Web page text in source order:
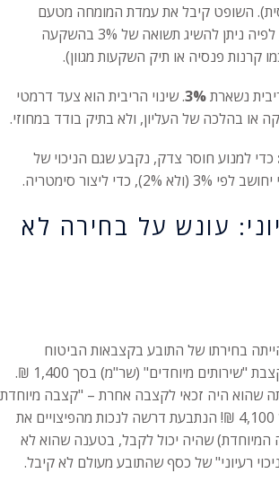
השופט קיבל את עמדת המומחה מטעם
הביטוח (פרופ' ברנע), לפיה ניתן להשיג תשואה של 3% בהשקעה
קרנות פנסיה או תיק השקעות מגוון).
נשארת3%. שינוי הריבית הוא צעד דרמטי
או בהלכה של העליון, ולא בתיק בודד במחוזי.
כדי למנוע חוסר צדק, נקבע שגם הניכוי של
כדי ליצור סימטריה.
עונש על בחירה לא
בחירתו של התובע בקצבאות הביטוח
הלאומי. התובע קיבל קצבת "שירותים מיוחדים" (שר"מ) בסך 1,400 ₪.
שהוא היה זכאי לקצבה אחרת – "קצבה מיוחדת
לנפגעי עבודה" – בסך 4,100 ₪! הנתבעת דרשה לנכות מהפיצויים את
שהיה יכול לקבל, בטענה שהוא לא
רעיוני" של כסף שהתובע מעולם לא קיבל.